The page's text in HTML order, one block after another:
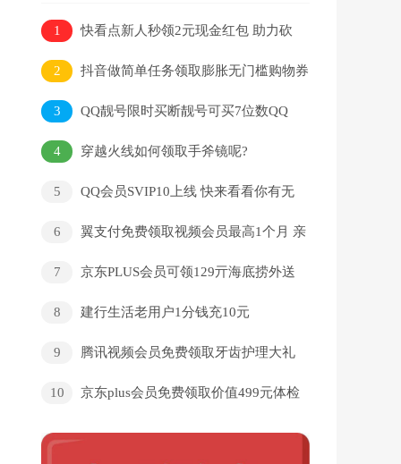
1
快看点新人秒领2元现金红包 助力砍
价得30-100元现金 秒提
2
抖音做简单任务领取膨胀无门槛购物券
3 QQ靓号限时买断靓号可买7位数QQ
4 穿越火线如何领取手斧镜呢?
5
QQ会员SVIP10上线 快来看看你有无
6
翼支付免费领取视频会员最高1个月 亲
7
京东PLUS会员可领129亓海底捞外送
8
建行生活老用户1分钱充10元
9
腾讯视频会员免费领取牙齿护理大礼
10
京东plus会员免费领取价值499元体检